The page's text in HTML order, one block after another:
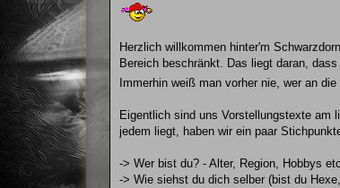
t
r
Herzlich willkommen hinter'm
Bereich beschränkt. Das liegt daran,
Immerhin weiß man vorher nie, wer an
Eigentlich sind uns Vorstellungstexte am
jedem liegt, haben wir ein paar
-> Wer bist du? - Alter, Region, Hobbys
-> Wie siehst du dich selber (bist du